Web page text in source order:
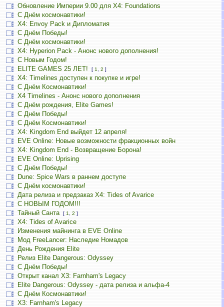
Обновление Империи 9.00 для X4: Foundations
С Днём космонавтики!
X4: Envoy Pack и Дипломатия
С Днём Победы!
С Днём космонавтики!
X4: Hyperion Pack - Анонс нового дополнения!
С Новым Годом!
ELITE GAMES 25 ЛЕТ!
[ 1 2 ]
X4: Timelines доступен к покупке и игре!
С Днём Космонавтики!
X4 Timelines - Анонс нового дополнения
С Днём рождения, Elite Games!
С Днём Победы!
С Днём Космонавтики!
X4: Kingdom End выйдет 12 апреля!
EVE Online: Новые возможности фракционных войн
X4: Kingdom End - Возвращение Борона!
EVE Online: Uprising
С Днём Победы!
Dune: Spice Wars в раннем доступе
С Днём космонавтики!
Дата релиза и предзаказ X4: Tides of Avarice
С НОВЫМ ГОДОМ!!!
Тайный Санта
[ 1 2 ]
X4: Tides of Avarice
Изменения майнинга в EVE Online
Мод FreeLancer: Наследие Номадов
День Рождения Elite
Релиз Elite Dangerous: Odyssey
С Днём Победы!
Открыт канал X3: Farnham's Legacy
Elite Dangerous: Odyssey - дата релиза и альфа-4
С Днём Космонавтики!
X3: Farnham's Legacy